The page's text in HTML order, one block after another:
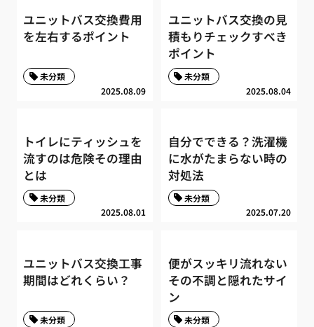
ユニットバス交換費用
を左右するポイント
2025.08.09
未分類
ユニットバス交換の見
積もりチェックすべき
ポイント
2025.08.04
未分類
トイレにティッシュを
流すのは危険その理由
とは
2025.08.01
未分類
自分でできる？洗濯機
に水がたまらない時の
対処法
2025.07.20
未分類
ユニットバス交換工事
期間はどれくらい？
未分類
便がスッキリ流れない
その不調と隠れたサイ
ン
未分類